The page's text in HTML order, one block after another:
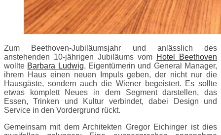
Zum Beethoven-Jubiläumsjahr und anlässlich des
anstehenden 10-jährigen Jubiläums vom Hotel Beethoven
wollte Barbara Ludwig, Eigentümerin und General Manager,
ihrem Haus einen neuen Impuls geben, der nicht nur die
Hausgäste, sondern auch die Wiener begeistert. Es sollte
etwas komplett Neues in dem Segment darstellen, das
Essen, Trinken und Kultur verbindet, dabei Design und
Service in den Vordergrund rückt.
Gemeinsam mit dem Architekten Gregor Eichinger ist dies